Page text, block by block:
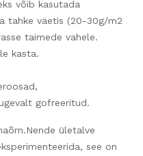
võib kasutada
tahke väetis (20-30g/m2
taimede vahele.
kasta.
gofreeritud.
ületalve
see on